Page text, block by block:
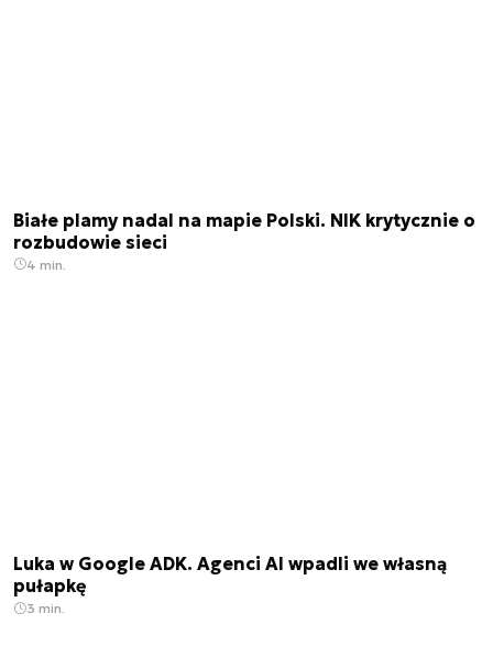
Białe plamy nadal na mapie Polski. NIK krytycznie o
rozbudowie sieci
4 min.
Luka w Google ADK. Agenci AI wpadli we własną
pułapkę
3 min.